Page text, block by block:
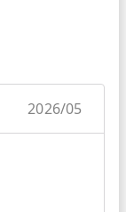
2026/05